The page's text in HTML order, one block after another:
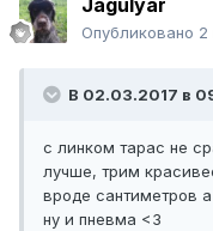
Jagulyar
Опубликовано 2
В 02.03.2017 в
с линком тарас не
лучше, трим
вроде сантиметров
ну и пневма <3